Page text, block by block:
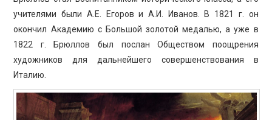
учителями были А.Е. Егоров и А.И. Иванов. В 1821 г. он
окончил Академию с Большой золотой медалью, а уже в
1822 г. Брюллов был послан Обществом поощрения
художников для дальнейшего совершенствования в
Италию.